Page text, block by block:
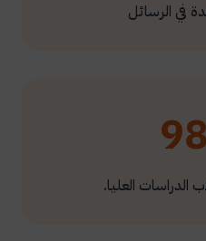
في الرسائل
العليا.